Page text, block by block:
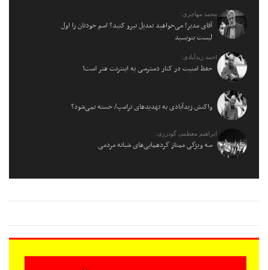
محمد مهاجری:
آقای مدیر! می‌خواهید تعدیل نیرو کنید؟ اسم خودتان را اول
لیست بنویسید
احمد زیدآبادی:
حفظ امنیت در کنار دسترسی به اینترنت هنر است!
واکنش زیدآبادی به تهدیدهای ترامپ/ خسته نمی‌شود؟
ابراهیم معظمی گودرزی:
سه ویژگی ممتاز گردهمایی‌های شبانه مردمی